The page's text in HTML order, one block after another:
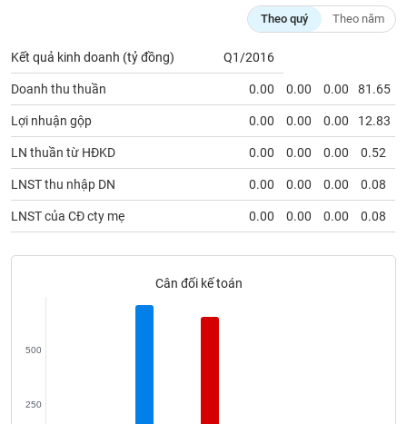
Theo quý Theo năm
Kết quả kinh doanh (tỷ đồng) Q1/2016
Doanh thu thuần 0.00 0.00 0.00 81.65
Lợi nhuận gộp 0.00 0.00 0.00 12.83
LN thuần từ HĐKD 0.00 0.00 0.00 0.52
LNST thu nhập DN 0.00 0.00 0.00 0.08
LNST của CĐ cty mẹ 0.00 0.00 0.00 0.08
Cân đối kế toán
250
500
Người liên quan Cổ đông lớn
Tin
tức
(-)
Bài
của
tác
giả
(-)
ngữ